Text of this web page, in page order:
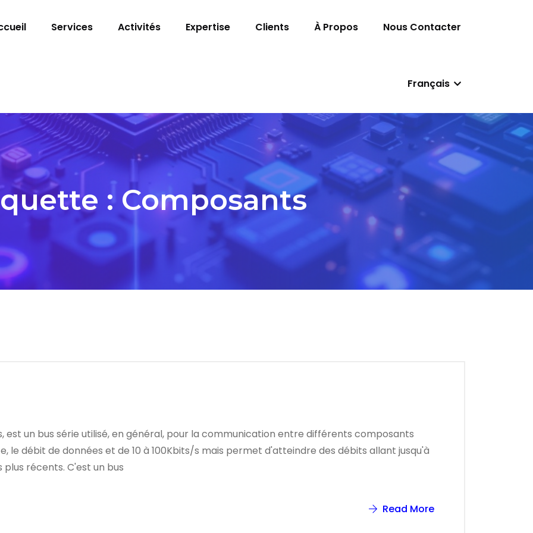
Services Activités Expertise Clients À Propos Nous Contacter
Français
: Composants
est un bus série utilisé, en général, pour la communication entre différents composants
le débit de données et de 10 à 100Kbits/s mais permet d'atteindre des débits allant jusqu'à
plus récents. C'est un bus
Read More